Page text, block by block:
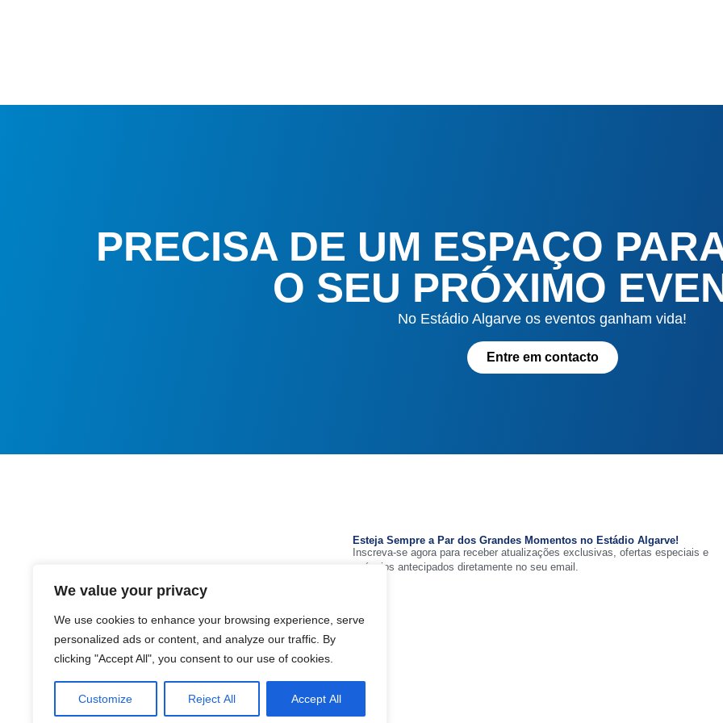
We value your privacy
We use cookies to enhance your browsing experience, serve
personalized ads or content, and analyze our traffic. By
clicking "Accept All", you consent to our use of cookies.
Customize Reject All Accept All
PRECISA DE UM ESPAÇO
O SEU PRÓXIMO
No Estádio Algarve os eventos ganham vida!
Entre em contacto
+351 289 893 200 (Chamada para a rede
Parque das Cidades, 8135-014 - Loulé
Google maps
Esteja Sempre a Par dos Grandes Momentos no Estádio Algarve!
Inscreva-se agora para receber atualizações exclusivas, ofertas especiais e
anúncios antecipados diretamente no seu email.